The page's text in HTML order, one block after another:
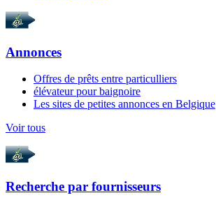
Annonces
Offres de prêts entre particulliers
élévateur pour baignoire
Les sites de petites annonces en Belgique
Voir tous
Recherche par fournisseurs